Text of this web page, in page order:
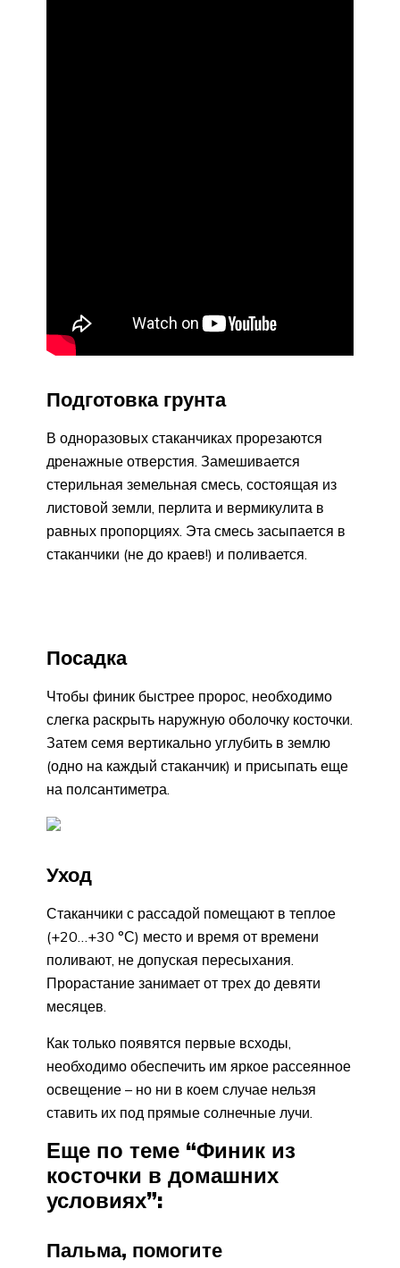
Подготовка грунта
В одноразовых стаканчиках прорезаются
дренажные отверстия. Замешивается
стерильная земельная смесь, состоящая из
листовой земли, перлита и вермикулита в
равных пропорциях. Эта смесь засыпается в
стаканчики (не до краев!) и поливается.
Посадка
Чтобы финик быстрее пророс, необходимо
слегка раскрыть наружную оболочку косточки.
Затем семя вертикально углубить в землю
(одно на каждый стаканчик) и присыпать еще
на полсантиметра.
Уход
Стаканчики с рассадой помещают в теплое
(+20…+30 °С) место и время от времени
поливают, не допуская пересыхания.
Прорастание занимает от трех до девяти
месяцев.
Как только появятся первые всходы,
необходимо обеспечить им яркое рассеянное
освещение – но ни в коем случае нельзя
ставить их под прямые солнечные лучи.
Еще по теме “Финик из
косточки в домашних
условиях”:
Пальма, помогите